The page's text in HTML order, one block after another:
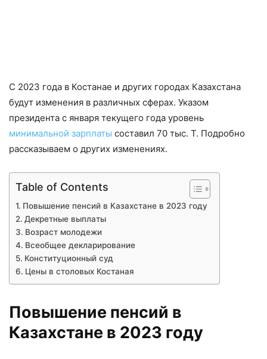
С 2023 года в Костанае и других городах Казахстана
будут изменения в различных сферах. Указом
президента с января текущего года уровень
минимальной зарплаты составил 70 тыс. Т. Подробно
рассказываем о других изменениях.
Table of Contents
Повышение пенсий в Казахстане в 2023 году
Декретные выплаты
Возраст молодежи
Всеобщее декларирование
Конституционный суд
Цены в столовых Костаная
Повышение пенсий в
Казахстане в 2023 году